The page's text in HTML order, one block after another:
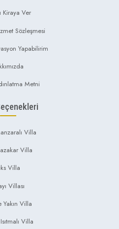
Kiraya Ver
Sözleşmesi
Yapabilirim
Metni
Villa
Villa
Villa
Villası
Yakın Villa
Villa